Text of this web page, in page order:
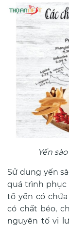
Yến
Sử dụng yến
quá trình phục
tổ yến có
có chất béo,
nguyên tố vi